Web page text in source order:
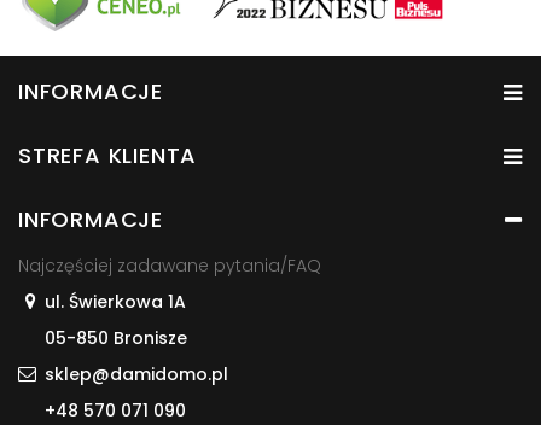
INFORMACJE
STREFA KLIENTA
INFORMACJE
Najczęściej zadawane pytania/FAQ
ul. Świerkowa 1A
05-850 Bronisze
sklep@damidomo.pl
+48 570 071 090